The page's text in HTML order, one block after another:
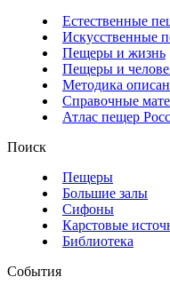
Естественные
Искусственные
Пещеры и жизнь
Пещеры и
Методика
Справочные
Атлас пещер
Поиск
Пещеры
Большие залы
Сифоны
Карстовые
Библиотека
События